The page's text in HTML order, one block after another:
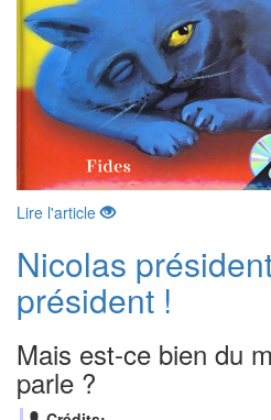
Lire l'article
Nicolas
président !
Mais est-ce bien du
parle ?